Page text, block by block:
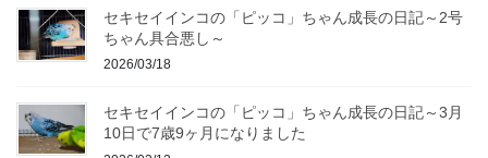
セキセイインコの「ピッコ」ちゃん成長の日記～2号
ちゃん具合悪し～
2026/03/18
セキセイインコの「ピッコ」ちゃん成長の日記～3月
10日で7歳9ヶ月になりました